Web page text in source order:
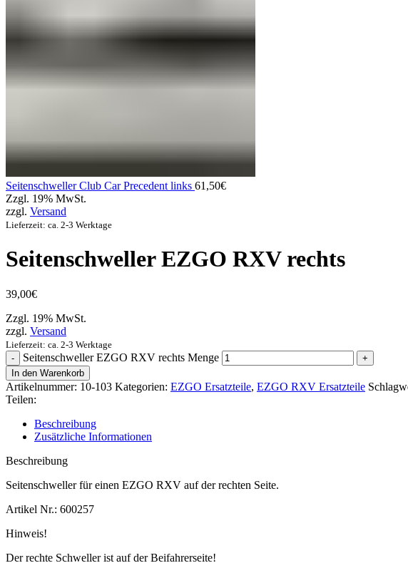
Seitenschweller Club Car Precedent links 61,50€
Zzgl. 19% MwSt.
zzgl. Versand
Lieferzeit: ca. 2-3 Werktage
Seitenschweller EZGO RXV rechts
39,00€
Zzgl. 19% MwSt.
zzgl. Versand
Lieferzeit: ca. 2-3 Werktage
Seitenschweller EZGO RXV rechts Menge
In den Warenkorb
Artikelnummer: 10-103 Kategorien: EZGO Ersatzteile, EZGO RXV Ersatzteile
Teilen:
Beschreibung
Zusätzliche Informationen
Beschreibung
Seitenschweller für einen EZGO RXV auf der rechten Seite.
Artikel Nr.: 600257
Hinweis!
Der rechte Schweller ist auf der Beifahrerseite!